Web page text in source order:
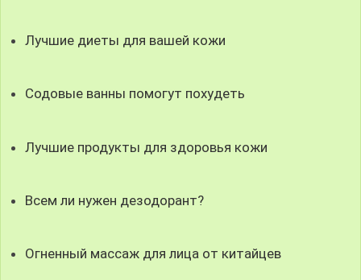
Лучшие диеты для вашей кожи
Содовые ванны помогут похудеть
Лучшие продукты для здоровья кожи
Всем ли нужен дезодорант?
Огненный массаж для лица от китайцев